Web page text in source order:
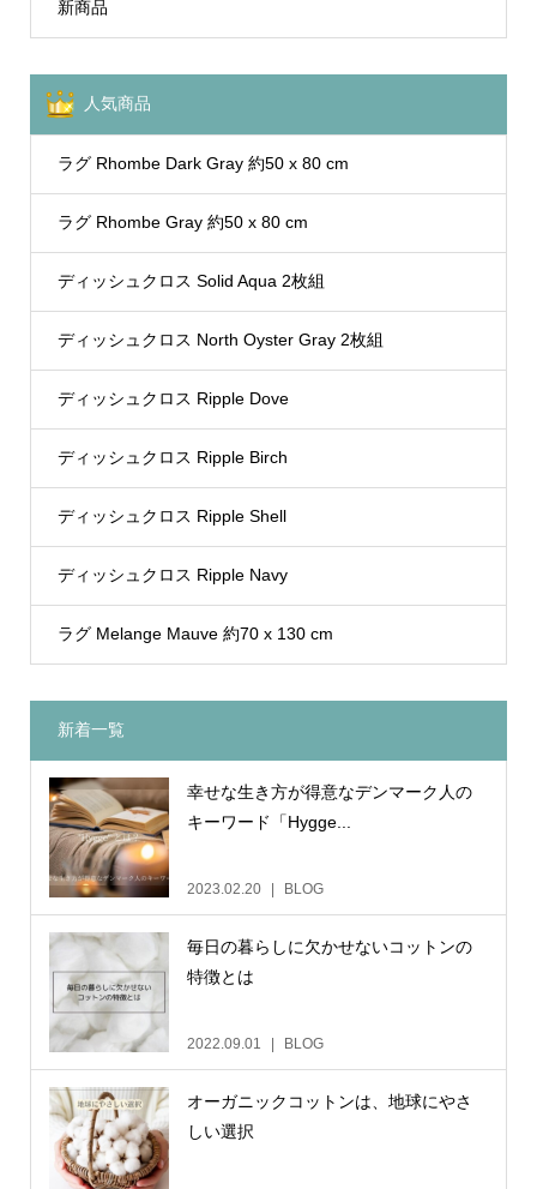
新商品
人気商品
ラグ Rhombe Dark Gray 約50 x 80 cm
ラグ Rhombe Gray 約50 x 80 cm
ディッシュクロス Solid Aqua 2枚組
ディッシュクロス North Oyster Gray 2枚組
ディッシュクロス Ripple Dove
ディッシュクロス Ripple Birch
ディッシュクロス Ripple Shell
ディッシュクロス Ripple Navy
ラグ Melange Mauve 約70 x 130 cm
新着一覧
幸せな生き方が得意なデンマーク人の
キーワード「Hygge...
2023.02.20 BLOG
毎日の暮らしに欠かせないコットンの
特徴とは
2022.09.01 BLOG
オーガニックコットンは、地球にやさ
しい選択